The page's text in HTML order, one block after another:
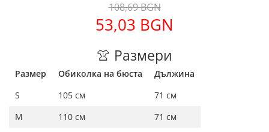
108,69 BGN
53,03 BGN
👚 Размери
Размер Обиколка на бюста
Дължина
S
105 см
71 см
M
110 см
71 см